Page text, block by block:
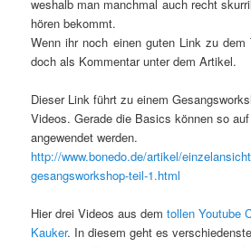
weshalb man manchmal auch recht
hören bekommt.
Wenn ihr noch einen guten Link zu
doch als Kommentar unter dem Artikel.
Dieser Link führt zu einem
Videos. Gerade die Basics können so
angewendet werden.
http://www.bonedo.de/artikel/
gesangsworkshop-teil-1.html
Hier drei Videos aus demtollen Youtube
Kauker. In diesem geht es